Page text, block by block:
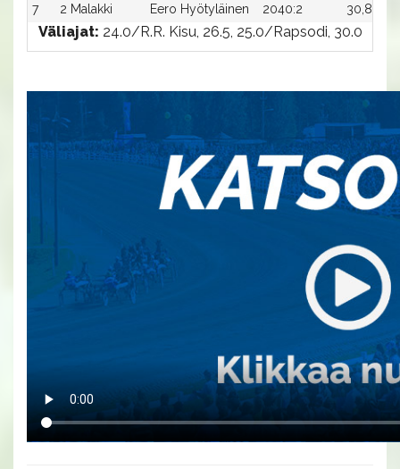
7
2 Malakki Eero Hyötyläinen 2040:2 30,8a
Väliajat: 24.0/R.R. Kisu, 26.5, 25.0/Rapsodi, 30.0